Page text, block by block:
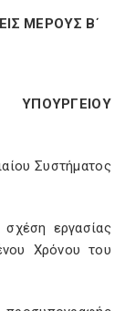
ΜΕΡΟΥΣ Β΄
Συστήματος
εργασίας
Χρόνου του